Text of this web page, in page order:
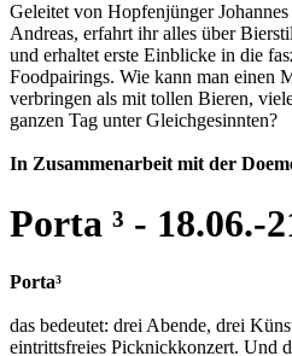
Geleitet von Hopfenjünger
Andreas, erfahrt ihr alles über
und erhaltet erste Einblicke in die
Foodpairings. Wie kann man einen
verbringen als mit tollen Bieren,
ganzen Tag unter Gleichgesinnten?
In Zusammenarbeit mit der
Porta ³ - 18.06.-
Porta³
das bedeutet: drei Abende, drei
eintrittsfreies Picknickkonzert. Und